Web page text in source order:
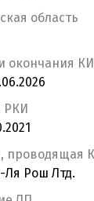
область
окончания КИ
РКИ
проводящая
Рош Лтд.